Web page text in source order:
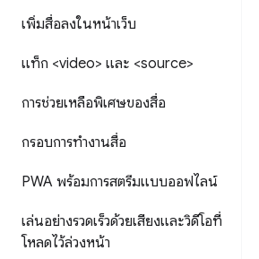
เพิ่มสื่อลงในหน้าเว็บ
แท็ก <video> และ <source>
การช่วยเหลือพิเศษของสื่อ
กรอบการทำงานสื่อ
PWA พร้อมการสตรีมแบบออฟไลน์
เล่นอย่างรวดเร็วด้วยเสียงและวิดีโอที่
โหลดไว้ล่วงหน้า